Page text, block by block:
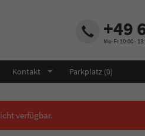
+49
Mo-Fr 10:00 -
Kontakt Parkplatz (0)
verfügbar.